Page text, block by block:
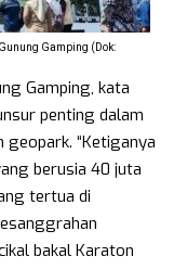
Gamping (Dok:
Gamping, kata
penting dalam
“Ketiganya
berusia 40 juta
tertua di
bakal Karaton